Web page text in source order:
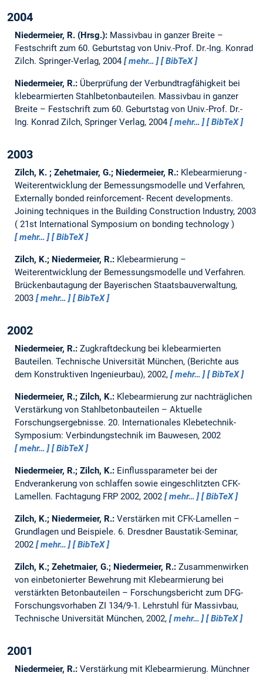
2004
Niedermeier, R. (Hrsg.): Massivbau in ganzer Breite –
Festschrift zum 60. Geburtstag von Univ.-Prof. Dr.-Ing. Konrad
Zilch. Springer-Verlag, 2004 mehr… BibTeX
Niedermeier, R.: Überprüfung der Verbundtragfähigkeit bei
klebearmierten Stahlbetonbauteilen. Massivbau in ganzer
Breite – Festschrift zum 60. Geburtstag von Univ.-Prof. Dr.-
Ing. Konrad Zilch, Springer Verlag, 2004
mehr… BibTeX
2003
Zilch, K. ; Zehetmaier, G.; Niedermeier, R.: Klebearmierung -
Weiterentwicklung der Bemessungsmodelle und Verfahren,
Externally bonded reinforcement- Recent developments.
Joining techniques in the Building Construction Industry, 2003
21st International Symposium on bonding technology
mehr…
BibTeX
Zilch, K.; Niedermeier, R.: Klebearmierung –
Weiterentwicklung der Bemessungsmodelle und Verfahren.
Brückenbautagung der Bayerischen Staatsbauverwaltung,
2003
mehr… BibTeX
2002
Niedermeier, R.: Zugkraftdeckung bei klebearmierten
Bauteilen. Technische Universität München, (Berichte aus
dem Konstruktiven Ingenieurbau), 2002,
mehr… BibTeX
Niedermeier, R.; Zilch, K.: Klebearmierung zur nachträglichen
Verstärkung von Stahlbetonbauteilen – Aktuelle
Forschungsergebnisse. 20. Internationales Klebetechnik-
Symposium: Verbindungstechnik im Bauwesen, 2002
mehr…
BibTeX
Niedermeier, R.; Zilch, K.: Einflussparameter bei der
Endverankerung von schlaffen sowie eingeschlitzten CFK-
Lamellen. Fachtagung FRP 2002, 2002 mehr… BibTeX
Zilch, K.; Niedermeier, R.: Verstärken mit CFK-Lamellen –
Grundlagen und Beispiele. 6. Dresdner Baustatik-Seminar,
2002
mehr… BibTeX
Zilch, K.; Zehetmaier, G.; Niedermeier, R.: Zusammenwirken
von einbetonierter Bewehrung mit Klebearmierung bei
verstärkten Betonbauteilen – Forschungsbericht zum DFG-
Forschungsvorhaben ZI 134/9-1. Lehrstuhl für Massivbau,
Technische Universität München, 2002,
mehr… BibTeX
2001
Niedermeier, R.: Verstärkung mit Klebearmierung. Münchner